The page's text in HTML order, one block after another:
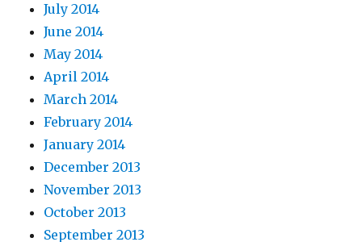
July 2014
June 2014
May 2014
April 2014
March 2014
February 2014
January 2014
December 2013
November 2013
October 2013
September 2013